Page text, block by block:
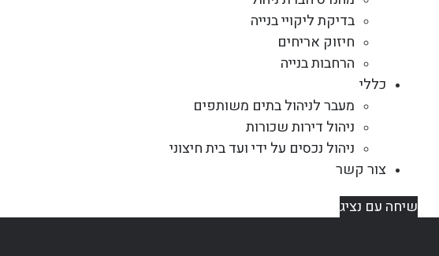
בדיקת ליקויי בנייה
חיזוק אריחים
הרחבות בנייה
כללי
מעבר לניהול בתים משותפים
ניהול דירות שכורות
ניהול נכסים על ידי ועד בית חיצוני
צור קשר
שיחה עם נציג